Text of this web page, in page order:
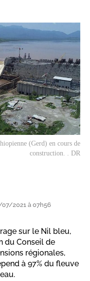
(Gerd) en cours de
construction. . DR
2021 à 07h56
sur le Nil bleu,
du Conseil de
régionales,
à 97% du fleuve